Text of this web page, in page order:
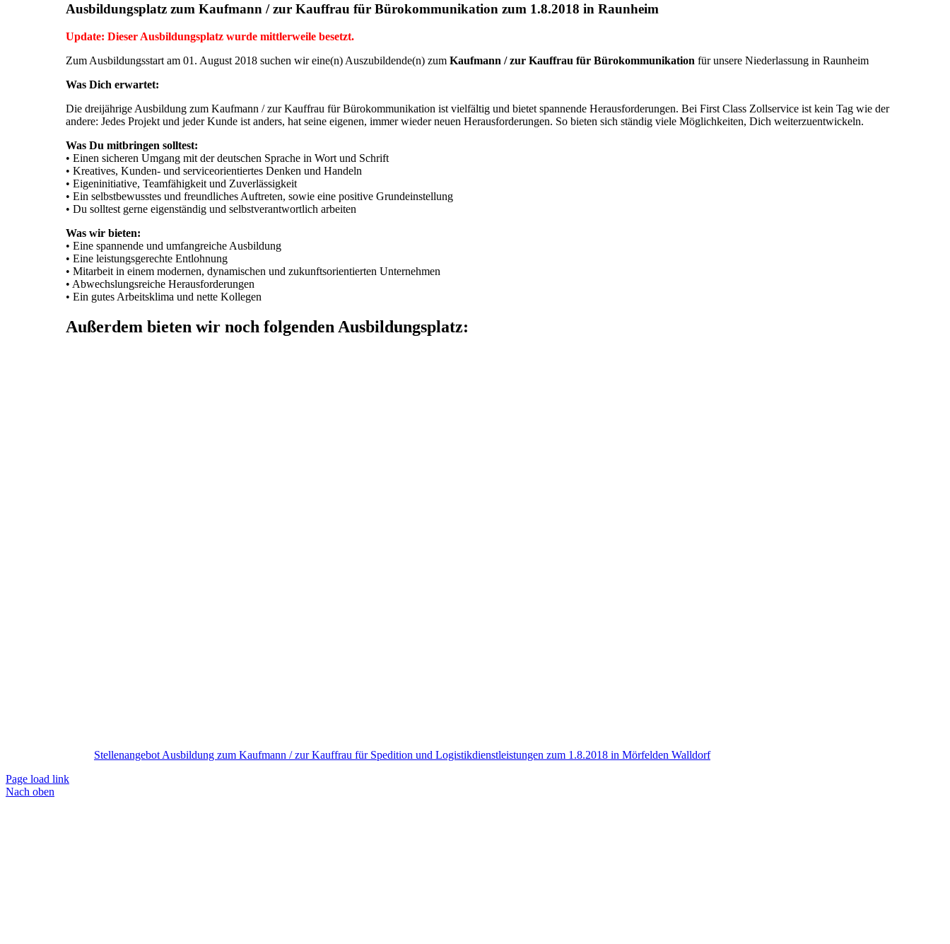
Ausbildungsplatz zum Kaufmann / zur Kauffrau für Bürokommunikation zum 1.8.2018 in Raunheim
Update: Dieser Ausbildungsplatz wurde mittlerweile besetzt.
Zum Ausbildungsstart am 01. August 2018 suchen wir eine(n) Auszubildende(n) zum Kaufmann / zur Kauffrau für Bürokommunikation für unsere Niederlassung in Raunheim
Was Dich erwartet:
Die dreijährige Ausbildung zum Kaufmann / zur Kauffrau für Bürokommunikation ist vielfältig und bietet spannende Herausforderungen. Bei First Class Zollservice ist kein Tag wie der
andere: Jedes Projekt und jeder Kunde ist anders, hat seine eigenen, immer wieder neuen Herausforderungen. So bieten sich ständig viele Möglichkeiten, Dich weiterzuentwickeln.
Was Du mitbringen solltest:
• Einen sicheren Umgang mit der deutschen Sprache in Wort und Schrift
• Kreatives, Kunden- und serviceorientiertes Denken und Handeln
• Eigeninitiative, Teamfähigkeit und Zuverlässigkeit
• Ein selbstbewusstes und freundliches Auftreten, sowie eine positive Grundeinstellung
• Du solltest gerne eigenständig und selbstverantwortlich arbeiten
Was wir bieten:
• Eine spannende und umfangreiche Ausbildung
• Eine leistungsgerechte Entlohnung
• Mitarbeit in einem modernen, dynamischen und zukunftsorientierten Unternehmen
• Abwechslungsreiche Herausforderungen
• Ein gutes Arbeitsklima und nette Kollegen
Außerdem bieten wir noch folgenden Ausbildungsplatz:
Stellenangebot Ausbildung zum Kaufmann / zur Kauffrau für Spedition und Logistikdienstleistungen zum 1.8.2018 in Mörfelden Walldorf
Page load link
Nach oben